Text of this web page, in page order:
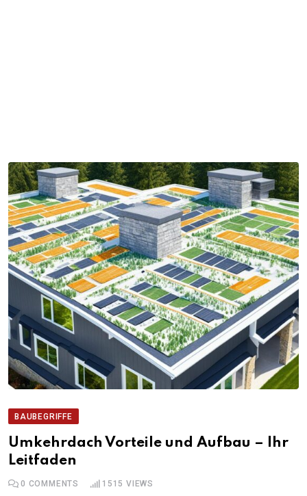
BAUBEGRIFFE
Umkehrdach Vorteile und Aufbau – Ihr
Leitfaden
0 COMMENTS 1515 VIEWS